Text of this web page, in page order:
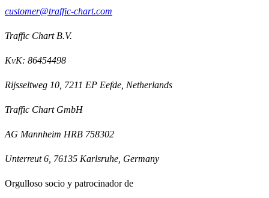
customer@traffic-chart.com
Traffic Chart B.V.
KvK: 86454498
Rijsseltweg 10, 7211 EP Eefde, Netherlands
Traffic Chart GmbH
AG Mannheim HRB 758302
Unterreut 6, 76135 Karlsruhe, Germany
Orgulloso socio y patrocinador de